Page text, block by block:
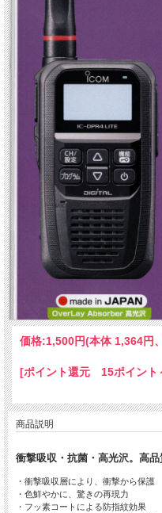
価格:1,500円(本体 1,364円
[ポイント還元 15ポイント
商品説明
衝撃吸収・抗菌・高光沢。高品
・衝撃吸収層により、衝撃から保護
・色鮮やかに、驚きの再現力
・フッ素コートによる防指紋効果